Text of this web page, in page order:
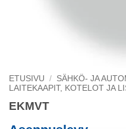
ETUSIVU / SÄHKÖ- JA
LAITEKAAPIT, KOTELOT JA
EKMVT